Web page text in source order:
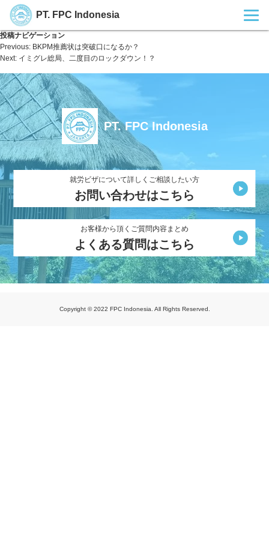
PT. FPC Indonesia
投稿ナビゲーション
Previous: BKPM推薦状は突破口になるか？
Next: イミグレ総局、二度目のロックダウン！？
PT. FPC Indonesia
就労ビザについて詳しくご相談したい方
お問い合わせはこちら
お客様から頂くご質問内容まとめ
よくある質問はこちら
Copyright © 2022 FPC Indonesia. All Rights Reserved.